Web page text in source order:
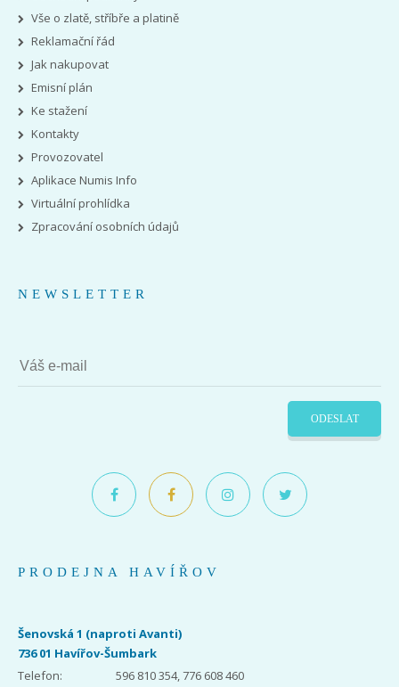
Vše o zlatě, stříbře a platině
Reklamační řád
Jak nakupovat
Emisní plán
Ke stažení
Kontakty
Provozovatel
Aplikace Numis Info
Virtuální prohlídka
Zpracování osobních údajů
NEWSLETTER
ODESLAT
PRODEJNA HAVÍŘOV
Šenovská 1 (naproti Avanti)
736 01 Havířov-Šumbark
Telefon:
596 810 354, 776 608 460